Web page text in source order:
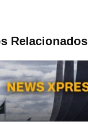
Relacionados